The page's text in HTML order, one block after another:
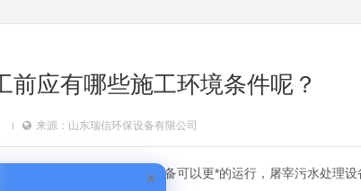
前应有哪些施工环境条件呢？
来源：山东瑞信环保设备有限公司
活中的屠宰污水，为了此设备可以更*的运行，屠宰污水处理